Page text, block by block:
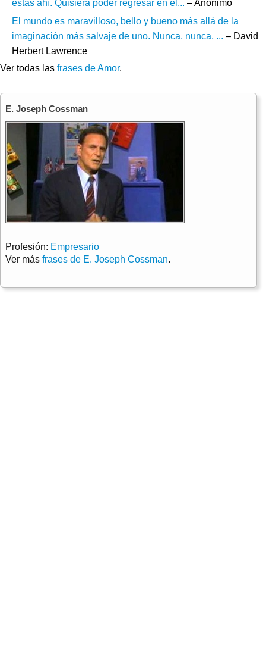
estás ahí. Quisiera poder regresar en el... – Anónimo
El mundo es maravilloso, bello y bueno más allá de la
imaginación más salvaje de uno. Nunca, nunca, ... – David
Herbert Lawrence
Ver todas las frases de Amor.
E. Joseph Cossman
Profesión: Empresario
Ver más frases de E. Joseph Cossman.